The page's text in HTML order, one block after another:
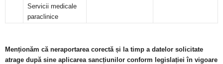
Servicii medicale
paraclinice
Menționăm că neraportarea corectă și la timp a datelor solicitate
atrage după sine aplicarea sancțiunilor conform legislației în vigoare